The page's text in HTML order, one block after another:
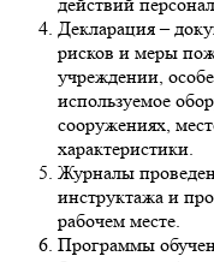
действий
Декларация –
рисков и меры
учреждении,
используемое
сооружениях,
характеристики.
Журналы
инструктажа и
рабочем месте.
Программы